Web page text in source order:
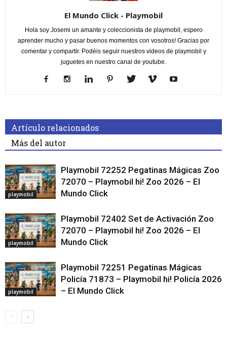
El Mundo Click - Playmobil
Hola soy Josemi un amante y coleccionista de playmobil, espero
aprender mucho y pasar buenos momentos con vosotros! Gracias por
comentar y compartir. Podéis seguir nuestros videos de playmobil y
juguetes en nuestro canal de youtube.
Artículo relacionados
Más del autor
playmobil
Playmobil 72252 Pegatinas Mágicas Zoo
72070 – Playmobil hi! Zoo 2026 – El
Mundo Click
playmobil
Playmobil 72402 Set de Activación Zoo
72070 – Playmobil hi! Zoo 2026 – El
Mundo Click
playmobil
Playmobil 72251 Pegatinas Mágicas
Policía 71873 – Playmobil hi! Policía 2026
– El Mundo Click